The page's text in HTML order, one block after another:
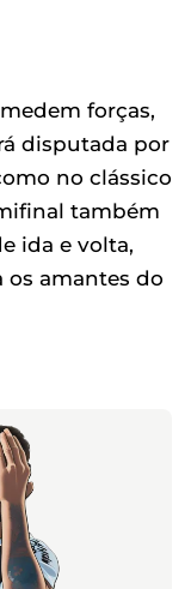
forças,
disputada por
no clássico
também
ida e volta,
os amantes do